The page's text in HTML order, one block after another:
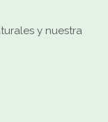
y nuestra